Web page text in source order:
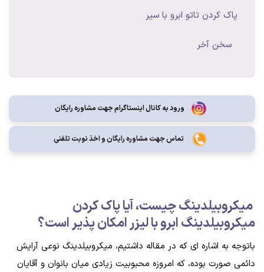
پاک کردن تاتو ابرو با سیر
سخن آخر
ورود به کانال اینستاگرام جهت مشاوره رایگان
تماس جهت مشاوره رايگان و اخذ نوبت تلفنی
میکروبیلدینگ چیست، آیا پاک کردن
میکروبیلدینگ ابرو با لیزر امکان پذیر است؟
باتوجه به اشاره ای که در مقاله داشتیم، میکروبیلدینگ نوعی آرایش
دائمی صورت بوده، که امروزه محبوبیت زیادی میان بانوان و آقایان